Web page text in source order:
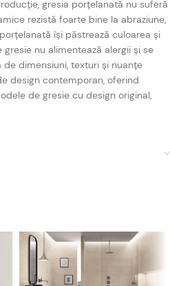
gresia porțelanată nu suferă
rezistă foarte bine la abraziune,
își păstrează culoarea și
nu alimentează alergii și se
dimensiuni, texturi și nuanțe
design contemporan, oferind
de gresie cu design original,